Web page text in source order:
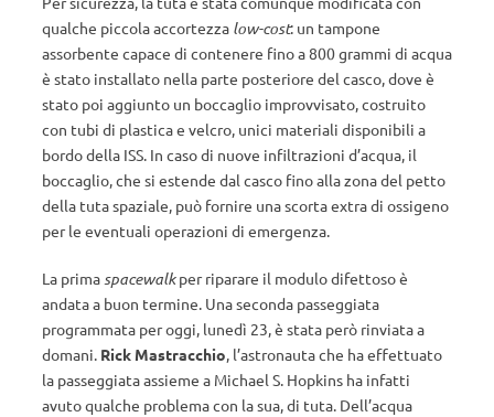
qualche piccola accortezza low-cost: un tampone
assorbente capace di contenere fino a 800 grammi di acqua
è stato installato nella parte posteriore del casco, dove è
stato poi aggiunto un boccaglio improvvisato, costruito
con tubi di plastica e velcro, unici materiali disponibili a
bordo della ISS. In caso di nuove infiltrazioni d’acqua, il
boccaglio, che si estende dal casco fino alla zona del petto
della tuta spaziale, può fornire una scorta extra di ossigeno
per le eventuali operazioni di emergenza.
La primaspacewalkper riparare il modulo difettoso è
andata a buon termine. Una seconda passeggiata
programmata per oggi, lunedì 23, è stata però rinviata a
domani. Rick Mastracchio, l’astronauta che ha effettuato
la passeggiata assieme a Michael S. Hopkins ha infatti
avuto qualche problema con la sua, di tuta. Dell’acqua